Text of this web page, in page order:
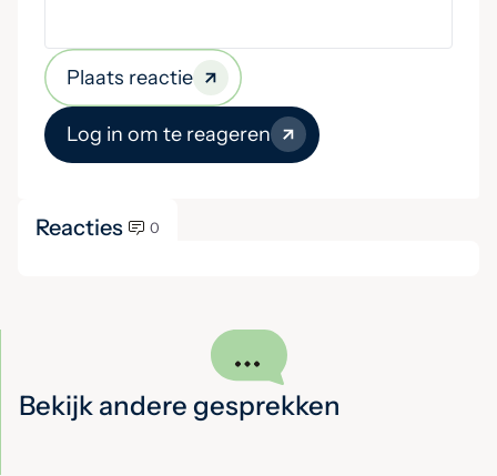
Plaats reactie
Log in om te reageren
Reacties 0
Bekijk andere gesprekken